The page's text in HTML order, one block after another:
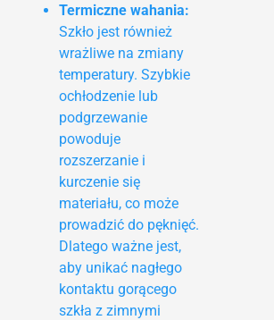
Termiczne wahania:
Szkło jest również
wrażliwe na zmiany
temperatury. Szybkie
ochłodzenie lub
podgrzewanie
powoduje
rozszerzanie i
kurczenie się
materiału, co może
prowadzić do pęknięć.
Dlatego ważne jest,
aby unikać nagłego
kontaktu gorącego
szkła z zimnymi